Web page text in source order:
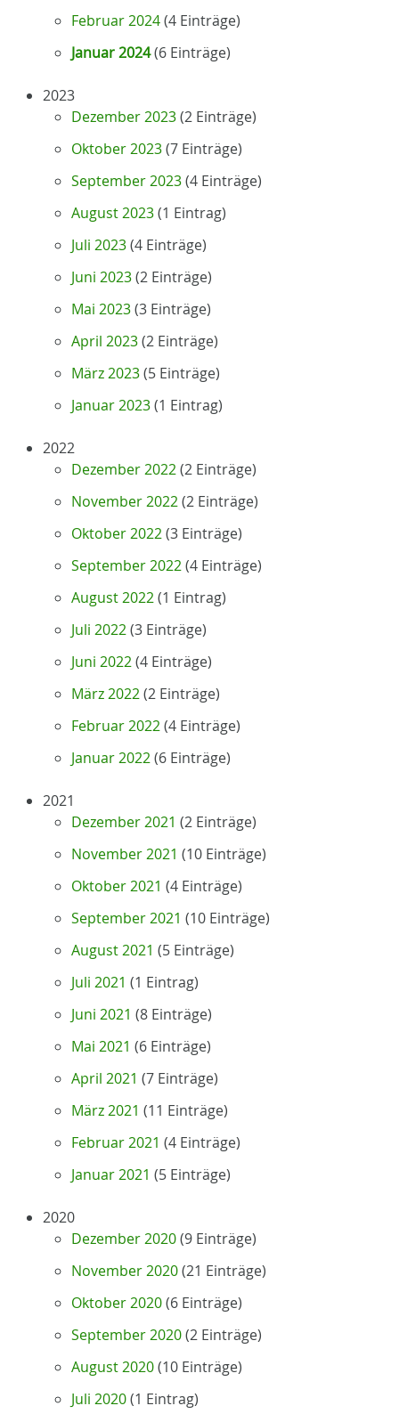
Februar 2024(4 Einträge)
Januar 2024(6 Einträge)
2023
Dezember 2023(2 Einträge)
Oktober 2023(7 Einträge)
September 2023(4 Einträge)
August 2023(1 Eintrag)
Juli 2023(4 Einträge)
Juni 2023(2 Einträge)
Mai 2023(3 Einträge)
April 2023(2 Einträge)
März 2023(5 Einträge)
Januar 2023(1 Eintrag)
2022
Dezember 2022(2 Einträge)
November 2022(2 Einträge)
Oktober 2022(3 Einträge)
September 2022(4 Einträge)
August 2022(1 Eintrag)
Juli 2022(3 Einträge)
Juni 2022(4 Einträge)
März 2022(2 Einträge)
Februar 2022(4 Einträge)
Januar 2022(6 Einträge)
2021
Dezember 2021 (2 Einträge)
November 2021 (10 Einträge)
Oktober 2021 (4 Einträge)
September 2021 (10 Einträge)
August 2021 (5 Einträge)
Juli 2021 (1 Eintrag)
Juni 2021 (8 Einträge)
Mai 2021 (6 Einträge)
April 2021 (7 Einträge)
März 2021 (11 Einträge)
Februar 2021 (4 Einträge)
Januar 2021 (5 Einträge)
2020
Dezember 2020(9 Einträge)
November 2020(21 Einträge)
Oktober 2020(6 Einträge)
September 2020(2 Einträge)
August 2020(10 Einträge)
Juli 2020(1 Eintrag)